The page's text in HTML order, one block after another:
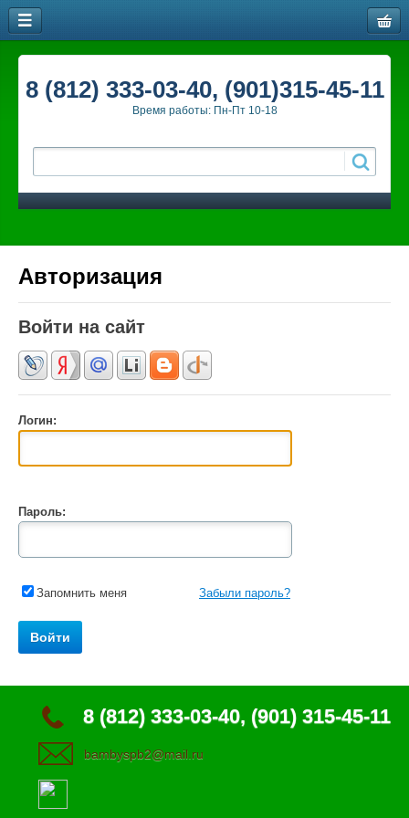
8 (812) 333-03-40, (901)315-45-11
Время работы: Пн-Пт 10-18
Авторизация
Войти на сайт
Логин:
Пароль:
Запомнить меня Забыли пароль?
8 (812) 333-03-40, (901) 315-45-11
bambyspb2@mail.ru